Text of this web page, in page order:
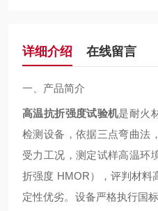
详细介绍 在线留言
一、产品简介
高温抗折强度试验机是耐火
检测设备 ，依据三点弯曲法
受力工况，测定试样高温环
折强度 HMOR），评判材料
定性优劣。设备严格执行国